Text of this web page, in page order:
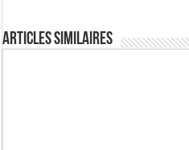
Articles similaires